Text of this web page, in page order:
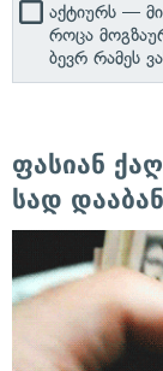
აქტიურს —
როცა
ბევრ რამეს
ფასიან
სად